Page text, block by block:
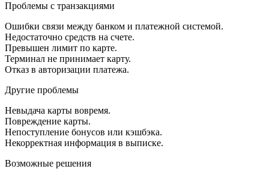
Проблемы с транзакциями
Ошибки связи между банком и платежной системой.
Недостаточно средств на счете.
Превышен лимит по карте.
Терминал не принимает карту.
Отказ в авторизации платежа.
Другие проблемы
Невыдача карты вовремя.
Повреждение карты.
Непоступление бонусов или кэшбэка.
Некорректная информация в выписке.
Возможные решения